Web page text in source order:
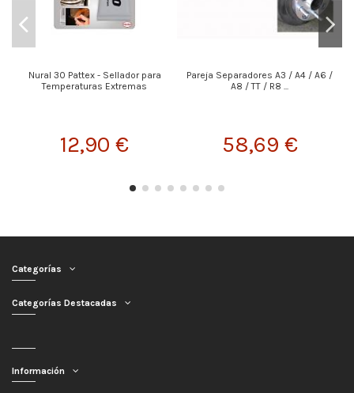
Nural 30 Pattex - Sellador para
Temperaturas Extremas
12,90 €
Pareja Separadores A3 / A4 / A6 /
A8 / TT / R8 ...
58,69 €
Categorías
Categorías Destacadas
Información